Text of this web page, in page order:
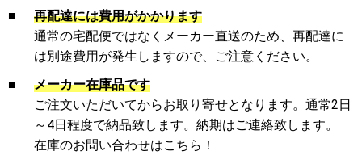
■
再配達には費用がかかります
通常の宅配便ではなくメーカー直送のため、再配達に
は別途費用が発生しますので、ご注意ください。
■
メーカー在庫品です
ご注文いただいてからお取り寄せとなります。通常2日
～4日程度で納品致します。納期はご連絡致します。
在庫のお問い合わせはこちら！